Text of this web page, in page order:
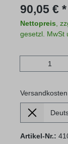
Regulärer Preis:
90,05 € *
Nettopreis ,
gesetzl. MwSt
Produkt
Lieferland
Artikel-Nr.: